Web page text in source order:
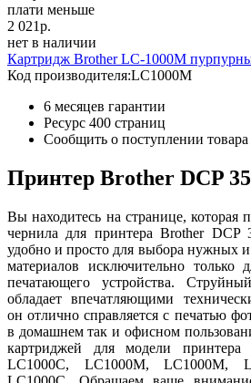
плати меньше
2 021р.
нет в наличии
Картридж Brother LC-1000M
Код производителя:LC1000M
6 месяцев гарантии
Ресурс 400 страниц
Сообщить о поступлении товара
Принтер Brother DCP
Вы находитесь на странице, которая
чернила для принтера Brother DCP
удобно и просто для выбора нужных
материалов исключительно только
печатающего устройства.
обладает впечатляющими
он отлично справляется с печатью
в домашнем так и офисном
картриджей для модели
LC1000C, LC1000M, LC1000M,